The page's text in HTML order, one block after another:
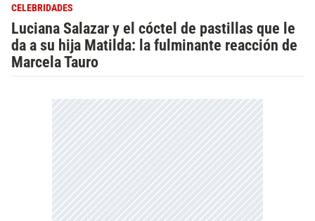
CELEBRIDADES
Luciana Salazar y el cóctel de pastillas que le
da a su hija Matilda: la fulminante reacción de
Marcela Tauro